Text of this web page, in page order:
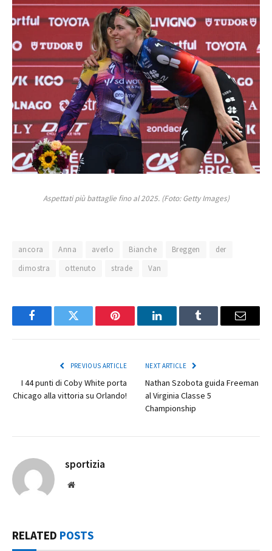
Aspettati più battaglie fino al 2025. (Foto: Getty Images)
ancora Anna averlo Bianche Breggen
der
dimostra
ottenuto strade Van
FacebookTwitter Pinterest LinkedInTumblr Email
PREVIOUS ARTICLE
I 44 punti di Coby White porta
Chicago alla vittoria su Orlando!
NEXT ARTICLE
Nathan Szobota guida Freeman
al Virginia Classe 5
Championship
sportizia
Website
RELATED POSTS